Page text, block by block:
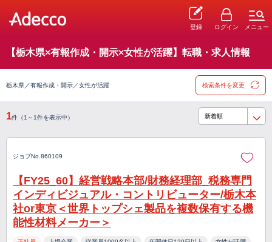
登録 ログイン メニュー
【栃木県×有報作成・開示×女性が活躍】転職・求人情報
栃木県／有報作成・開示／女性が活躍 検索条件を変更
1件（1～1件を表示中）
ジョブNo.860109
【FY25_60】経営戦略本部/財務経理部_税務専門
インディビジュアル・コントリビューター/栃木本
社or東京＜世界トップシェ製品を複数保有する機
能性材料メーカー＞